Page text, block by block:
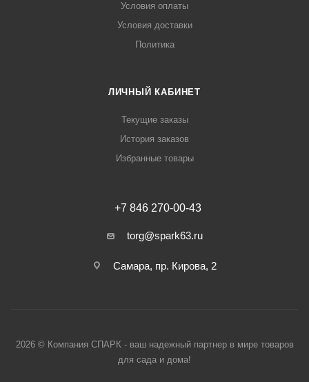
Условия оплаты
Условия доставки
Политика
ЛИЧНЫЙ КАБИНЕТ
Текущие заказы
История заказов
Избранные товары
+7 846 270-00-43
torg@spark63.ru
Самара, пр. Кирова, 2
2026 © Компания СПАРК - ваш надежный партнер в мире товаров
для сада и дома!